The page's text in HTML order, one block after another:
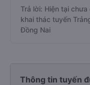
Trả lời: Hiện tại
khai thác tuyến
Đồng Nai
Thông tin tuyến